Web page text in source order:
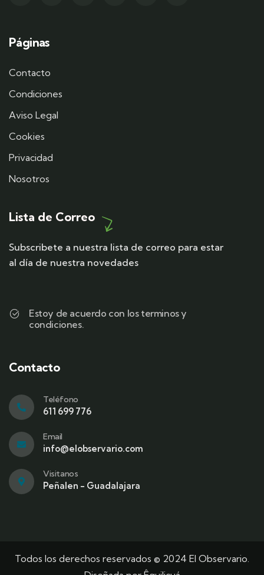
Páginas
Contacto
Condiciones
Aviso Legal
Cookies
Privacidad
Nosotros
Lista de Correo
Subscribete a nuestra lista de correo para estar
al día de nuestra novedades
Estoy de acuerdo con los terminos y
condiciones.
Contacto
Teléfono
611 699 776
Email
info@elobservario.com
Visitanos
Peñalen - Guadalajara
Todos los derechos reservados © 2024 El Observario.